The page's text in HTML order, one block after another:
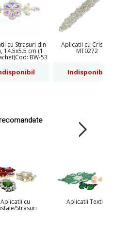
cu Strasuri din
14.5x5.5 cm (1
BW-53
Aplicatii cu Cristale
MT0272
Indisponibil
Aplicatii cu
Strasuri
Aplicatii Textile